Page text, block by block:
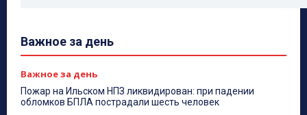
Важное за день
Важное за день
Пожар на Ильском НПЗ ликвидирован: при падении
обломков БПЛА пострадали шесть человек